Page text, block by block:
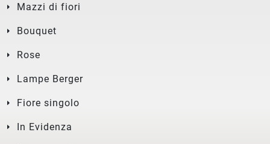
Mazzi di fiori
Bouquet
Rose
Lampe Berger
Fiore singolo
In Evidenza